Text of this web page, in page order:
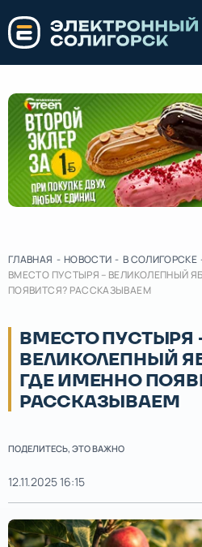
ГЛАВНАЯ - НОВОСТИ - В СОЛИГОРСКЕ
ВМЕСТО ПУСТЫРЯ – ВЕЛИКОЛЕПНЫЙ
ПОЯВИТСЯ? РАССКАЗЫВАЕМ
ВМЕСТО ПУСТЫРЯ
ВЕЛИКОЛЕПНЫЙ
ГДЕ ИМЕННО
РАССКАЗЫВАЕМ
ПОДЕЛИТЕСЬ, ЭТО ВАЖНО
12.11.2025 16:15